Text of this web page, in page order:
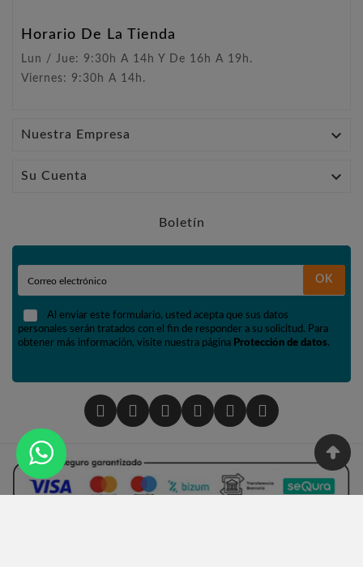
Horario De La Tienda
Lun / Jue: 9:30h A 14h Y De 16h A 19h.
Viernes: 9:30h A 14h.
Nuestra Empresa 
Su Cuenta 
Boletín
OK
Al enviar este formulario, usted acepta que sus datos
personales serán tratados con el fin de responder a su solicitud. Para
obtener más información, visite nuestra página Protección de datos.